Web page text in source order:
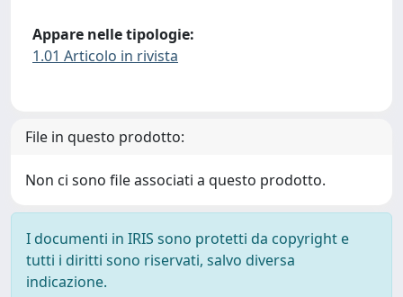
Appare nelle tipologie:
1.01 Articolo in rivista
File in questo prodotto:
Non ci sono file associati a questo prodotto.
I documenti in IRIS sono protetti da copyright e
tutti i diritti sono riservati, salvo diversa
indicazione.